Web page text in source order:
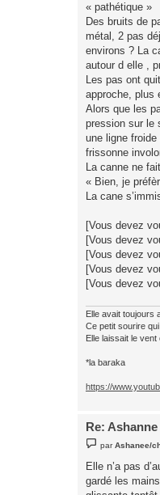
« pathétique »
Des bruits de
métal, 2 pas
environs ? La
autour d elle ,
Les pas ont
approche, plus
Alors que les
pression sur le
une ligne
frissonne
La canne ne
« Bien, je
La cane
[Vous devez
[Vous devez
[Vous devez
[Vous devez
[Vous devez
Elle avait toujours
Ce petit sourire
Elle laissait le
*la baraka
https://
Re:
e
s
a
parAshanee/
Elle n’a pas
gardé les